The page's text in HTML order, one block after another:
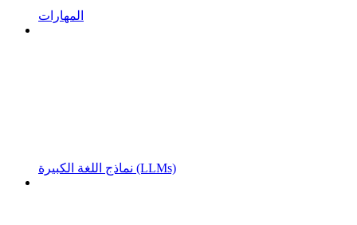
المهارات
نماذج اللغة الكبيرة (LLMs)